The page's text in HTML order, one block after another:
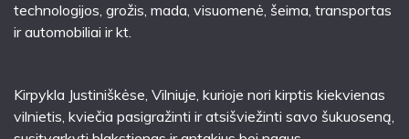
technologijos, grožis, mada, visuomenė, šeima, transportas
ir automobiliai ir kt.
Kirpykla Justiniškėse , Vilniuje, kurioje nori kirptis kiekvienas
vilnietis, kviečia pasigražinti ir atsišviežinti savo šukuoseną,